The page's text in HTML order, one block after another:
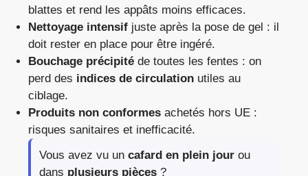
blattes et rend les appâts moins efficaces.
Nettoyage intensif juste après la pose de gel : il
doit rester en place pour être ingéré.
Bouchage précipité de toutes les fentes : on
perd des indices de circulation utiles au
ciblage.
Produits non conformes achetés hors UE :
risques sanitaires et inefficacité.
Vous avez vu un cafard en plein jour ou
dans plusieurs pièces ?